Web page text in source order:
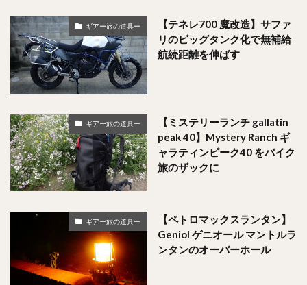
ギアー旅の道具ー
【テネレ700 魔改造】サファ
リのビッグタンク化で無補給
航続距離を伸ばす
ギアー旅の道具ー
【ミステリーランチ gallatin
peak 40】Mystery Ranch ギ
ャラティンピーク40 をバイク
旅のザックに
ギアー旅の道具ー
【ペトロマックスランタン】
Geniol ゲニオール マントルラ
ンタンのオーバーホール